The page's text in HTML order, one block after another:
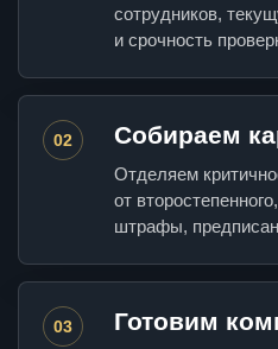
сотрудников,
и срочность
02 Собираем
Отделяем
от
штрафы,
03 Готовим